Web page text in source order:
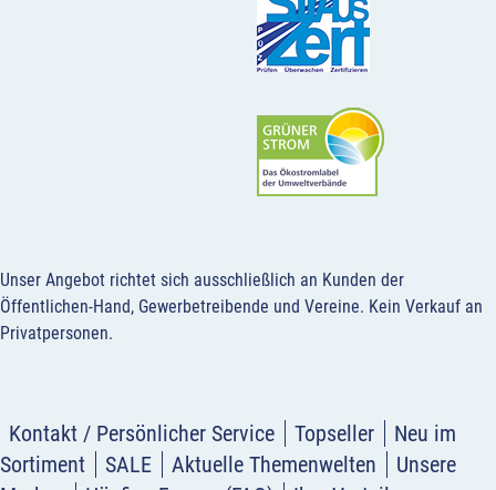
Unser Angebot richtet sich ausschließlich an Kunden der
Öffentlichen-Hand, Gewerbetreibende und Vereine. Kein Verkauf an
Privatpersonen.
Kontakt / Persönlicher Service Topseller
Neu im
Sortiment
SALE Aktuelle Themenwelten
Unsere